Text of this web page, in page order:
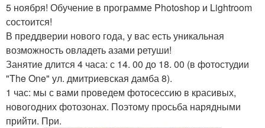
5 ноября! Обучение в программе Photoshop и Lightroom
состоится!
В преддверии нового года, у вас есть уникальная
возможность овладеть азами ретуши!
Занятие длится 4 часа: с 14. 00 до 18. 00 (в фотостудии
"The One" ул. дмитриевская дамба 8).
1 час: мы с вами проведем фотосессию в красивых,
новогодних фотозонах. Поэтому просьба нарядными
прийти. При.